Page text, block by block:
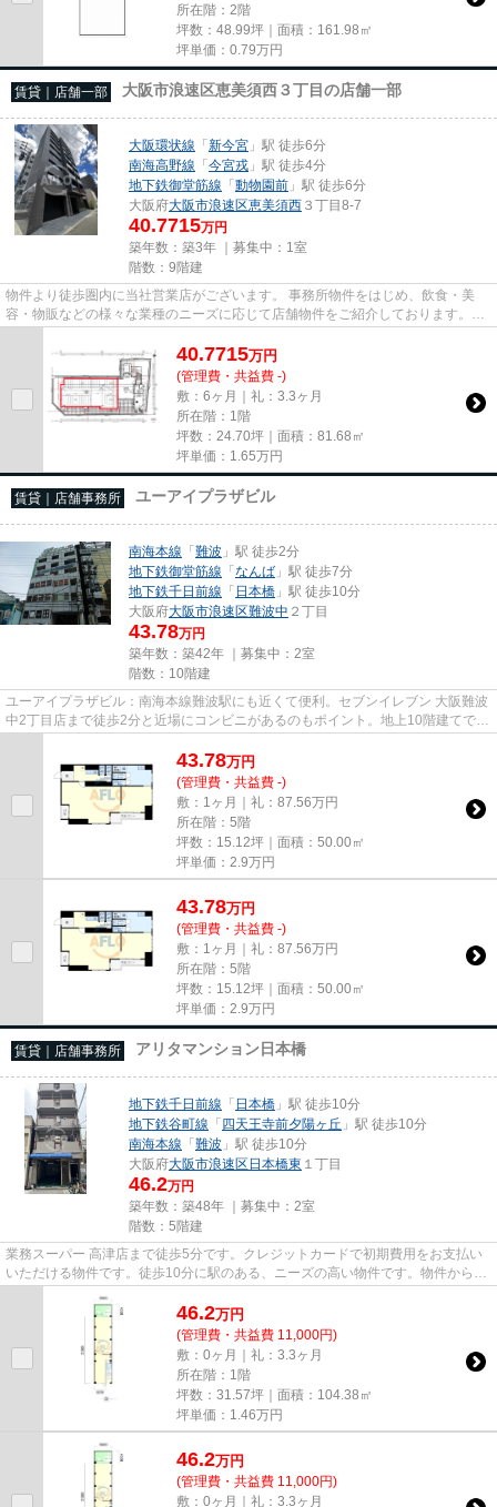
所在階：2階
坪数：48.99坪｜面積：161.98㎡
坪単価： 0.79万円
賃貸｜店舗一部 大阪市浪速区恵美須西３丁目の店舗一部
大阪環状線 「新今宮 」駅 徒歩6分
南海高野線 「今宮戎 」駅 徒歩4分
地下鉄御堂筋線 「動物園前 」駅 徒歩6分
大阪府大阪市浪速区恵美須西 ３丁目8-7
40.7715万円
築年数：築3年 ｜募集中： 1室
階数：9階建
物件より徒歩圏内に当社営業店がございます。 事務所物件をはじめ、飲食・美
容・物販などの様々な業種のニーズに応じて店舗物件をご紹介しております。
尚、弊社ではおとり広告は一切...
40.7715万円
(管理費・共益費 -)
敷：6ヶ月｜礼：3.3ヶ月
所在階：1階
坪数：24.70坪｜面積：81.68㎡
坪単価： 1.65万円
賃貸｜店舗事務所 ユーアイプラザビル
南海本線 「難波 」駅 徒歩2分
地下鉄御堂筋線 「なんば 」駅 徒歩7分
地下鉄千日前線 「 日本橋 」駅 徒歩10分
大阪府大阪市浪速区難波中 ２丁目
43.78万円
築年数：築42年 ｜募集中： 2室
階数：10階建
ユーアイプラザビル：南海本線難波駅にも近くて便利。セブンイレブン 大阪難波
中2丁目店まで徒歩2分と近場にコンビニがあるのもポイント。地上10階建てで景
色も良く、多数のお問い合わ...
43.78万円
(管理費・共益費 -)
敷：1ヶ月｜礼：87.56万円
所在階：5階
坪数：15.12坪｜面積：50.00㎡
坪単価： 2.9万円
43.78万円
(管理費・共益費 -)
敷：1ヶ月｜礼：87.56万円
所在階：5階
坪数：15.12坪｜面積：50.00㎡
坪単価： 2.9万円
賃貸｜店舗事務所 アリタマンション日本橋
地下鉄千日前線 「 日本橋 」駅 徒歩10分
地下鉄谷町線 「四天王寺前夕陽ヶ丘 」駅 徒歩10分
南海本線 「難波 」駅 徒歩10分
大阪府大阪市浪速区日本橋東 １丁目
46.2万円
築年数：築48年 ｜募集中： 2室
階数：5階建
業務スーパー 高津店まで徒歩5分です。クレジットカードで初期費用をお支払い
いただける物件です。徒歩10分に駅のある、ニーズの高い物件です。物件から駐
車場までの距離は200mです。
46.2万円
(管理費・共益費 11,000円)
敷：0ヶ月｜礼：3.3ヶ月
所在階：1階
坪数：31.57坪｜面積：104.38㎡
坪単価： 1.46万円
46.2万円
(管理費・共益費 11,000円)
敷：0ヶ月｜礼：3.3ヶ月